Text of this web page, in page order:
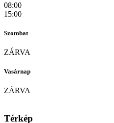
08:00
15:00
Szombat
ZÁRVA
Vasárnap
ZÁRVA
Térkép